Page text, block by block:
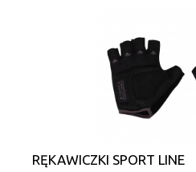
RĘKAWICZKI SPORT LINE